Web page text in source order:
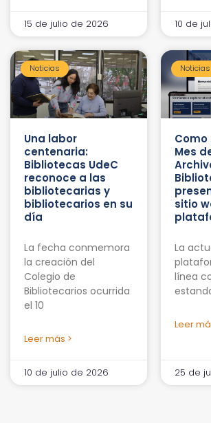
15 de julio de 2026 10 de
Noticias
Una labor
centenaria:
Bibliotecas UdeC
reconoce a las
bibliotecarias y
bibliotecarios en su
día
La fecha conmemora
la creación del
Colegio de
Bibliotecarios ocurrida
el 10
Leer más >
10 de julio de 2026
Noticias
Mes
sitio
La
línea
Leer
25 de